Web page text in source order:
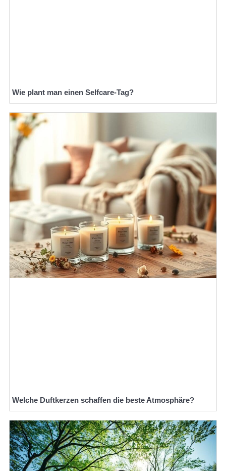
Wie plant man einen Selfcare-Tag?
Welche Duftkerzen schaffen die beste Atmosphäre?